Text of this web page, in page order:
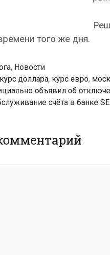
того же дня.
, Новости
курс доллара, курс евро,
объявил об
счёта в банке